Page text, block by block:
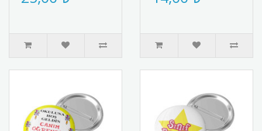
kalite metal malzemeden..
magneti. Diş buğdayı